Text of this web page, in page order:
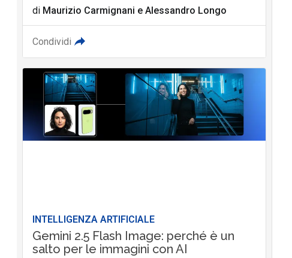
di Maurizio Carmignani e Alessandro Longo
Condividi
INTELLIGENZA ARTIFICIALE
Gemini 2.5 Flash Image: perché è un
salto per le immagini con AI